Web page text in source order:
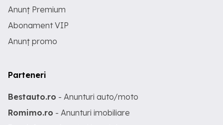
Anunț Premium
Abonament VIP
Anunț promo
Parteneri
Bestauto.ro - Anunturi auto/moto
Romimo.ro - Anunturi imobiliare